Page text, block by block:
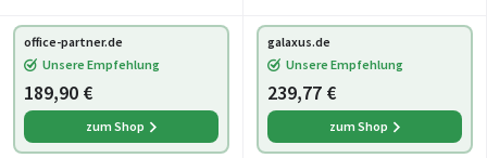
office-partner.de
Unsere Empfehlung
189,90 €
zum Shop
galaxus.de
Unsere Empfehlung
239,77 €
zum Shop